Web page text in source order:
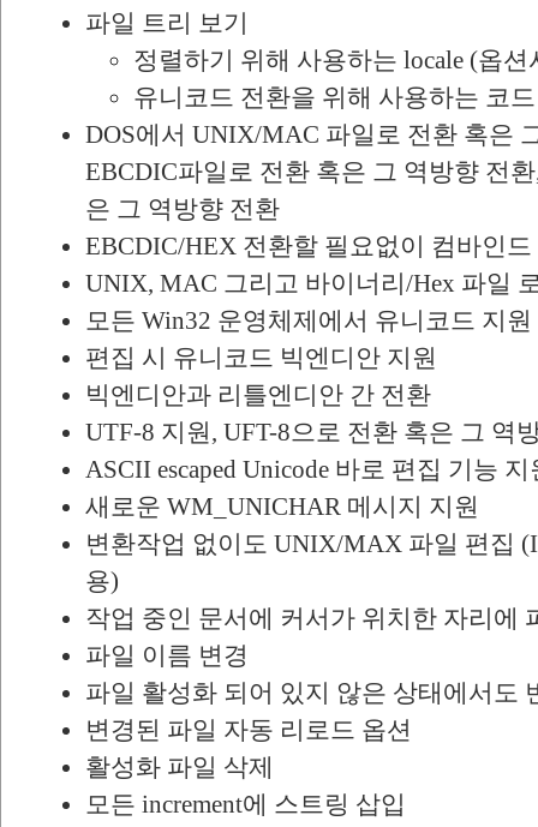
파일 트리 보기
정렬하기 위해 사용하는 locale (옵션
유니코드 전환을 위해 사용하는 코
DOS에서 UNIX/MAC 파일로 전환 혹은
EBCDIC파일로 전환 혹은 그 역방향 전
은 그 역방향 전환
EBCDIC/HEX 전환할 필요없이 컴바인드
UNIX, MAC 그리고 바이너리/Hex 파일
모든 Win32 운영체제에서 유니코드 지원
편집 시 유니코드 빅엔디안 지원
빅엔디안과 리틀엔디안 간 전환
UTF-8 지원, UFT-8으로 전환 혹은 그 역
ASCII escaped Unicode 바로 편집 기능 지
새로운 WM_UNICHAR 메시지 지원
변환작업 없이도 UNIX/MAX 파일 편집
용)
작업 중인 문서에 커서가 위치한 자리에
파일 이름 변경
파일 활성화 되어 있지 않은 상태에서도
변경된 파일 자동 리로드 옵션
활성화 파일 삭제
모든 increment에 스트링 삽입